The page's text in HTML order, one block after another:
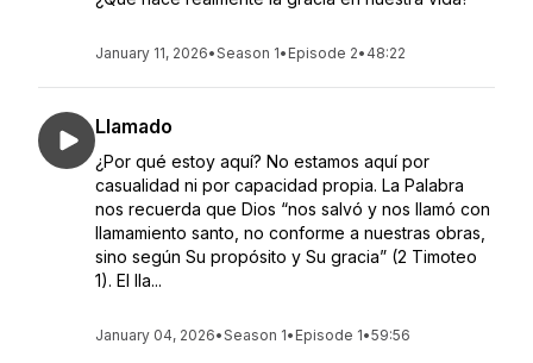
January 11, 2026•Season 1• Episode 2• 48:22
Llamado
¿Por qué estoy aquí? No estamos aquí por
casualidad ni por capacidad propia. La Palabra
nos recuerda que Dios “nos salvó y nos llamó con
llamamiento santo, no conforme a nuestras obras,
sino según Su propósito y Su gracia” (2 Timoteo
1). El lla...
January 04, 2026•Season 1• Episode 1•59:56